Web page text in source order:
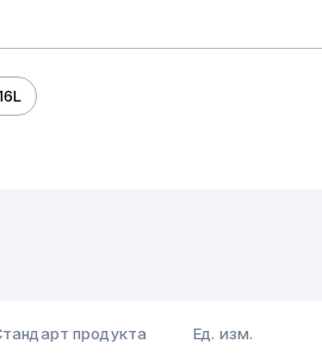
продукта Ед. изм.